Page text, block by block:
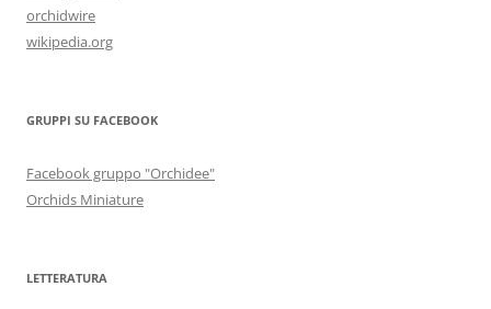
orchidwire
wikipedia.org
GRUPPI SU FACEBOOK
Facebook gruppo "Orchidee"
Orchids Miniature
LETTERATURA